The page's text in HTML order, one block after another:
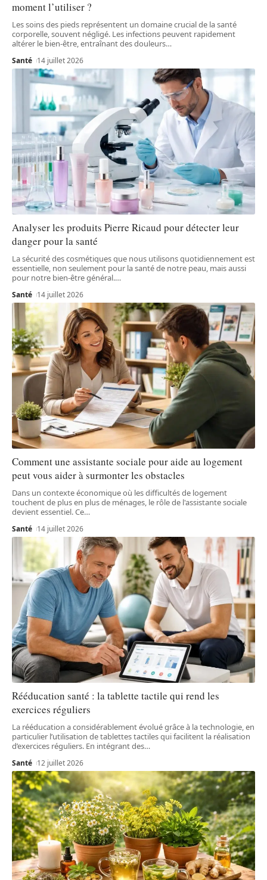
moment l’utiliser ?
Les soins des pieds représentent un domaine crucial de la santé
corporelle, souvent négligé. Les infections peuvent rapidement
altérer le bien-être, entraînant des douleurs…
Santé 14 juillet 2026
Analyser les produits Pierre Ricaud pour détecter leur
danger pour la santé
La sécurité des cosmétiques que nous utilisons quotidiennement est
essentielle, non seulement pour la santé de notre peau, mais aussi
pour notre bien-être général.…
Santé 14 juillet 2026
Comment une assistante sociale pour aide au logement
peut vous aider à surmonter les obstacles
Dans un contexte économique où les difficultés de logement
touchent de plus en plus de ménages, le rôle de l'assistante sociale
devient essentiel. Ce…
Santé 14 juillet 2026
Rééducation santé : la tablette tactile qui rend les
exercices réguliers
La rééducation a considérablement évolué grâce à la technologie, en
particulier l’utilisation de tablettes tactiles qui facilitent la réalisation
d’exercices réguliers. En intégrant des…
Santé 12 juillet 2026